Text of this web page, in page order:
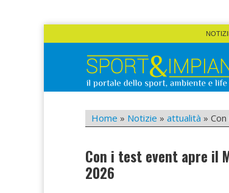
Sport&Impianti
Home » Notizie » attualità »
Con i test event apre il
2026